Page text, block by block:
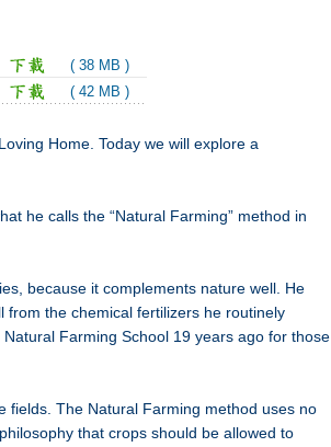
( 38 MB )
( 42 MB )
Home. Today we will explore a
he calls the “Natural Farming” method in
because it complements nature well. He
the chemical fertilizers he routinely
Farming School 19 years ago for those
fields. The Natural Farming method uses no
that crops should be allowed to